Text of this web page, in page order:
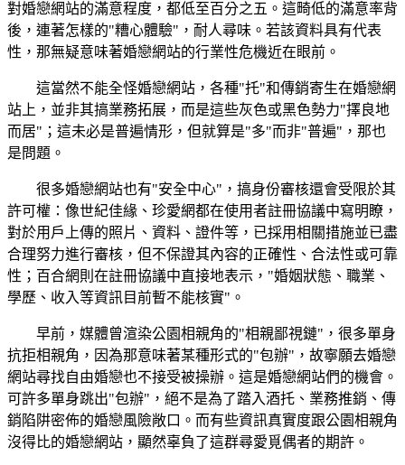
對婚戀網站的滿意程度，都低至百分之五。這畸低的滿意率背
後，連著怎樣的"糟心體驗"，耐人尋味。若該資料具有代表
性，那無疑意味著婚戀網站的行業性危機近在眼前。
這當然不能全怪婚戀網站，各種"托"和傳銷寄生在婚戀網
站上，並非其搞業務拓展，而是這些灰色或黑色勢力"擇良地
而居"；這未必是普遍情形，但就算是"多"而非"普遍"，那也
是問題。
很多婚戀網站也有"安全中心"，搞身份審核還會受限於其
許可權：像世紀佳緣、珍愛網都在使用者註冊協議中寫明瞭，
對於用戶上傳的照片、資料、證件等，已採用相關措施並已盡
合理努力進行審核，但不保證其內容的正確性、合法性或可靠
性；百合網則在註冊協議中直接地表示，"婚姻狀態、職業、
學歷、收入等資訊目前暫不能核實"。
早前，媒體曾渲染公園相親角的"相親鄙視鏈"，很多單身
抗拒相親角，因為那意味著某種形式的"包辦"，故寧願去婚戀
網站尋找自由婚戀也不接受被操辦。這是婚戀網站們的機會。
可許多單身跳出"包辦"，絕不是為了踏入酒托、業務推銷、傳
銷陷阱密佈的婚戀風險敞口。而有些資訊真實度跟公園相親角
沒得比的婚戀網站，顯然辜負了這群尋愛覓偶者的期許。